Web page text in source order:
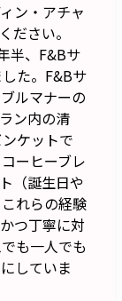
ン・アチャ
ださい。
半、F&Bサ
た。F&Bサ
ルマナーの
ン内の清
ケットで
ーヒーブレ
（誕生日や
れらの経験
つ丁寧に対
も一人でも
していま